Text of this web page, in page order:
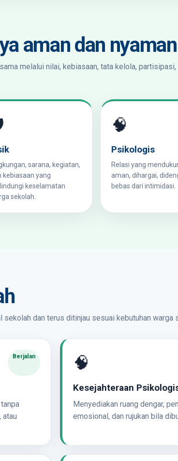
aman dan nyaman
melalui nilai, kebiasaan, tata kelola, partisipasi,
sarana, kegiatan,
kebiasaan yang
keselamatan
sekolah.
🧠
Psikologis
Relasi yang
aman, dihargai,
bebas dari intimidasi.
sekolah dan terus ditinjau sesuai kebutuhan warga
Berjalan
atau
🧠
Kesejahteraan
Menyediakan ruang dengar,
emosional, dan rujukan bila